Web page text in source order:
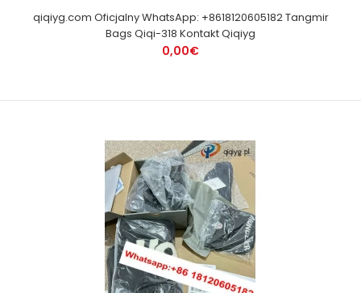
qiqiyg.com Oficjalny WhatsApp: +8618120605182 Tangmir
Bags Qiqi-318 Kontakt Qiqiyg
0,00€